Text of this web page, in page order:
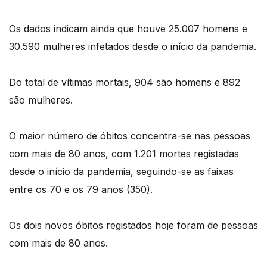
Os dados indicam ainda que houve 25.007 homens e
30.590 mulheres infetados desde o início da pandemia.
Do total de vítimas mortais, 904 são homens e 892
são mulheres.
O maior número de óbitos concentra-se nas pessoas
com mais de 80 anos, com 1.201 mortes registadas
desde o início da pandemia, seguindo-se as faixas
entre os 70 e os 79 anos (350).
Os dois novos óbitos registados hoje foram de pessoas
com mais de 80 anos.